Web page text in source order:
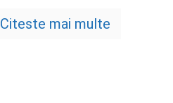
Citeste mai multe